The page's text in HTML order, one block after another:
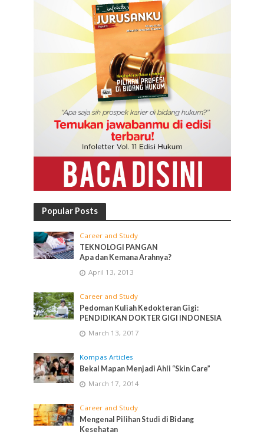
Popular Posts
Career and Study
TEKNOLOGI PANGAN
Apa dan Kemana Arahnya?
April 13, 2013
Career and Study
Pedoman Kuliah Kedokteran Gigi:
PENDIDIKAN DOKTER GIGI INDONESIA
March 13, 2017
Kompas Articles
Bekal Mapan Menjadi Ahli “Skin Care”
March 17, 2014
Career and Study
Mengenal Pilihan Studi di Bidang
Kesehatan